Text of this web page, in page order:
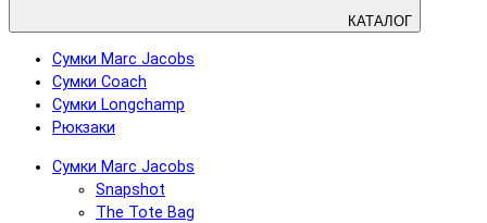
КАТАЛОГ
Сумки Marc Jacobs
Сумки Coach
Сумки Longchamp
Рюкзаки
Сумки Marc Jacobs
Snapshot
The Tote Bag